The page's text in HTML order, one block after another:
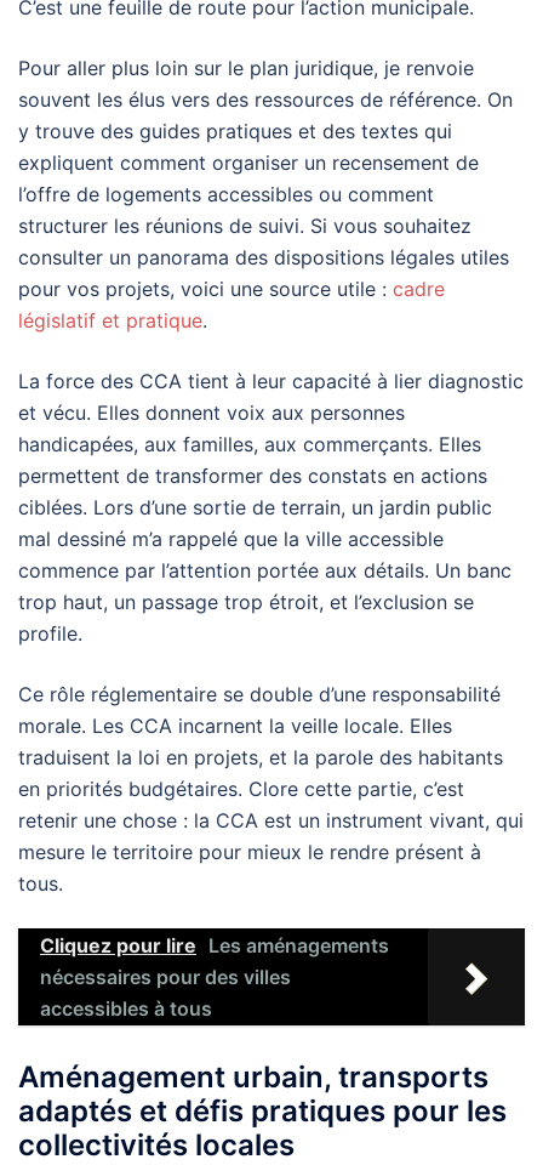
C’est une feuille de route pour l’action municipale.
Pour aller plus loin sur le plan juridique, je renvoie
souvent les élus vers des ressources de référence. On
y trouve des guides pratiques et des textes qui
expliquent comment organiser un recensement de
l’offre de logements accessibles ou comment
structurer les réunions de suivi. Si vous souhaitez
consulter un panorama des dispositions légales utiles
pour vos projets, voici une source utile : cadre
législatif et pratique.
La force des CCA tient à leur capacité à lier diagnostic
et vécu. Elles donnent voix aux personnes
handicapées, aux familles, aux commerçants. Elles
permettent de transformer des constats en actions
ciblées. Lors d’une sortie de terrain, un jardin public
mal dessiné m’a rappelé que la ville accessible
commence par l’attention portée aux détails. Un banc
trop haut, un passage trop étroit, et l’exclusion se
profile.
Ce rôle réglementaire se double d’une responsabilité
morale. Les CCA incarnent la veille locale. Elles
traduisent la loi en projets, et la parole des habitants
en priorités budgétaires. Clore cette partie, c’est
retenir une chose : la CCA est un instrument vivant, qui
mesure le territoire pour mieux le rendre présent à
tous.
Cliquez pour lire Les aménagements
nécessaires pour des villes
accessibles à tous
Aménagement urbain, transports
adaptés et défis pratiques pour les
collectivités locales